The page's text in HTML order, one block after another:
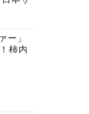
ー」
柿内